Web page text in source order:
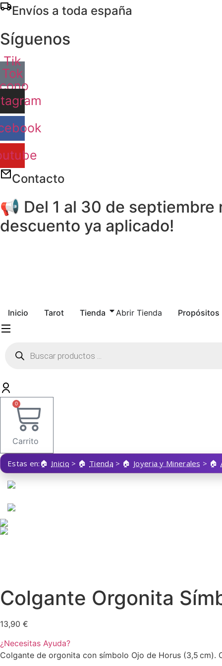
Ir
Envíos a toda españa
Síguenos
Tik
Tok
Contacto
📢 Del 1 al 30 de
descuento ya aplicado!
Inicio Tarot Tienda Abrir Tienda Propósitos
productos
0
Carrito
Estas en: Inicio > Tienda > Joyeria y Minerales >
Colgante Orgonita
13,90 €
¿Necesitas Ayuda?
Colgante de orgonita con símbolo Ojo de Horus (3,5